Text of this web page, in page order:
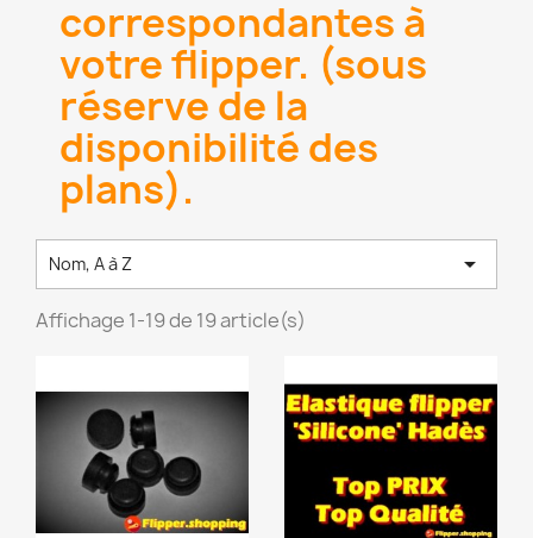
correspondantes à
votre flipper. (sous
réserve de la
disponibilité des
plans).
Nom, A à Z 
Affichage 1-19 de 19 article(s)